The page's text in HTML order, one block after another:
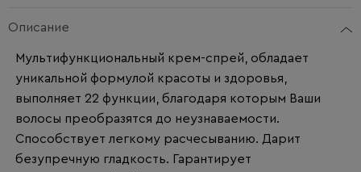
Описание
Мультифункциональный крем-спрей, обладает
уникальной формулой красоты и здоровья,
выполняет 22 функции, благодаря которым Ваши
волосы преобразятся до неузнаваемости.
Способствует легкому расчесыванию. Дарит
безупречную гладкость. Гарантирует